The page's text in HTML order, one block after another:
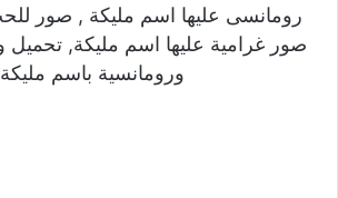
رومانسى عليها اسم مليكة , صور
صور غرامية عليها اسم مليكة,
ورومانسية باسم